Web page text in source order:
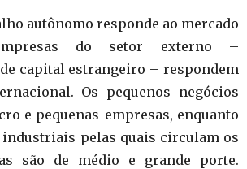
autônomo responde ao mercado
do setor externo –
capital estrangeiro – respondem
Os pequenos negócios
e pequenas-empresas, enquanto
industriais pelas quais circulam os
são de médio e grande porte.